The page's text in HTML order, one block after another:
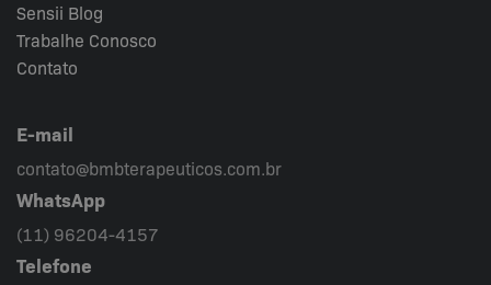
Sensii Blog
Trabalhe Conosco
Contato
E-mail
contato@bmbterapeuticos.com.br
WhatsApp
(11) 96204-4157
Telefone